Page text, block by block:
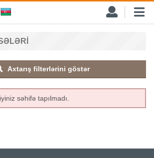
Axtarış filterlərini göstər
səhifə tapılmadı.